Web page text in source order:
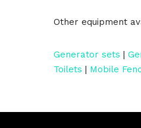
Other equipment
Generator sets |
Toilets | Mobile